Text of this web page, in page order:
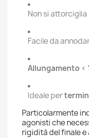
Non si attorciglia
Facile da
Allungamento <
Ideale per
Particolarmente
agonisti che
rigidità del finale